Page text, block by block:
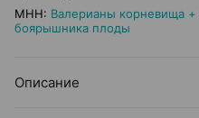
МНН: Валерианы корневища +
боярышника плоды
Описание